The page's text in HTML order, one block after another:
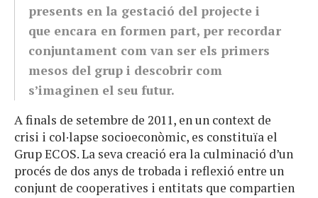
presents en la gestació del projecte i
que encara en formen part, per recordar
conjuntament com van ser els primers
mesos del grup i descobrir com
s’imaginen el seu futur.
A finals de setembre de 2011, en un context de
crisi i col·lapse socioeconòmic, es constituïa el
Grup ECOS. La seva creació era la culminació d’un
procés de dos anys de trobada i reflexió entre un
conjunt de cooperatives i entitats que compartien